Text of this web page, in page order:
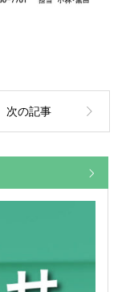
次の記事